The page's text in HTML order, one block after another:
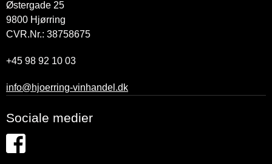
Østergade 25
9800 Hjørring
CVR.Nr.: 38758675
+45 98 92 10 03
info@hjoerring-vinhandel.dk
Sociale medier